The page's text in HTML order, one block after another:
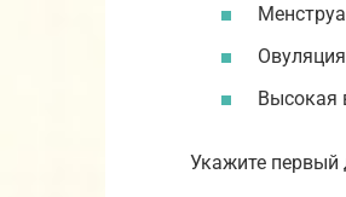
Овуляция
Высокая
Укажите первый